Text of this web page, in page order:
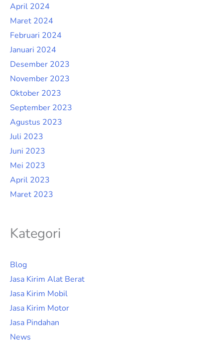
April 2024
Maret 2024
Februari 2024
Januari 2024
Desember 2023
November 2023
Oktober 2023
September 2023
Agustus 2023
Juli 2023
Juni 2023
Mei 2023
April 2023
Maret 2023
Kategori
Blog
Jasa Kirim Alat Berat
Jasa Kirim Mobil
Jasa Kirim Motor
Jasa Pindahan
News